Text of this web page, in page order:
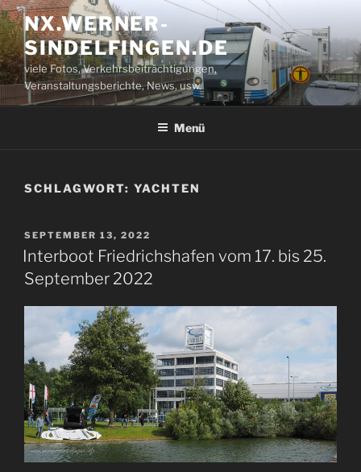
Zum
Inhalt
springen
NX.WERNER-
SINDELFINGEN.DE
viele Fotos, Verkehrsbeiträchtigungen,
Veranstaltungsberichte, News, usw.
Menü
SCHLAGWORT: YACHTEN
VERÖFFENTLICHT
AM
SEPTEMBER 13, 2022
Interboot Friedrichshafen vom 17. bis 25.
September 2022